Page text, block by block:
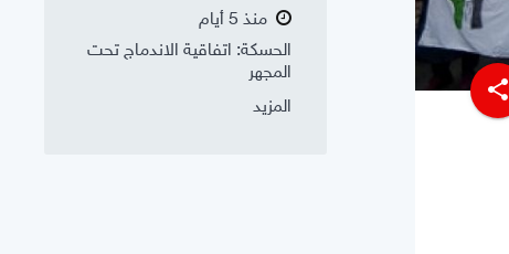
share
منذ 5 أيام
الحسكة: اتفاقية الاندماج تحت
المجهر
المزيد